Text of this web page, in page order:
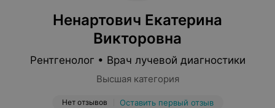
Ненартович Екатерина
Викторовна
Рентгенолог • Врач лучевой диагностики
Высшая категория
Нет отзывов Оставить первый отзыв